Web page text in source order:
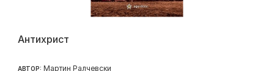
Антихрист
АВТОР: Мартин Ралчевски